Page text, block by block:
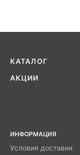
КАТАЛОГ
АКЦИИ
ИНФОРМАЦИЯ
Условия доставки